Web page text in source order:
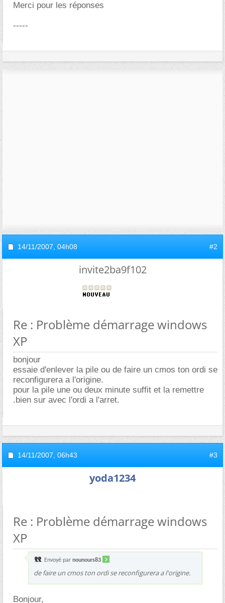
Merci pour les réponses
-----
14/11/2007, 04h08 #2
invite2ba9f102
Re : Problème démarrage windows
XP
bonjour
essaie d'enlever la pile ou de faire un cmos ton ordi se
reconfigurera a l'origine.
pour la pile une ou deux minute suffit et la remettre
.bien sur avec l'ordi a l'arret.
14/11/2007, 06h43 #3
yoda1234
Re : Problème démarrage windows
XP
Envoyé par nounours83
de faire un cmos ton ordi se reconfigurera a l'origine.
Bonjour,